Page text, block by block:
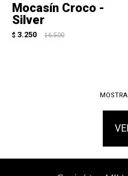
Mocasín Croco -
Silver
$ 3.250 $ 6.500